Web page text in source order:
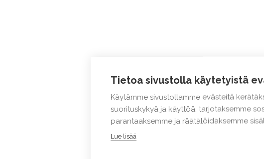
Tietoa sivustolla käytetyistä
Käytämme sivustollamme evästeitä
suorituskykyä ja käyttöä, tarjotaksemme
parantaaksemme ja räätälöidäksemme
Lue lisää